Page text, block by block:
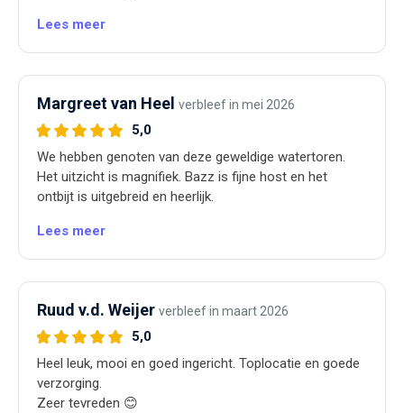
Lees meer
Margreet van Heel verbleef in mei 2026
5,0
We hebben genoten van deze geweldige watertoren.
Het uitzicht is magnifiek. Bazz is fijne host en het
ontbijt is uitgebreid en heerlijk.
Lees meer
Ruud v.d. Weijer verbleef in maart 2026
5,0
Heel leuk, mooi en goed ingericht. Toplocatie en goede
verzorging.
Zeer tevreden 😊